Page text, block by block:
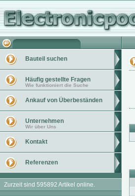
Bauteil suchen
Häufig gestellte Fragen
Wie funktioniert die Suche
Ankauf von Überbeständen
Unternehmen
Wir über Uns
Kontakt
Referenzen
Zurzeit sind 595892 Artikel online.